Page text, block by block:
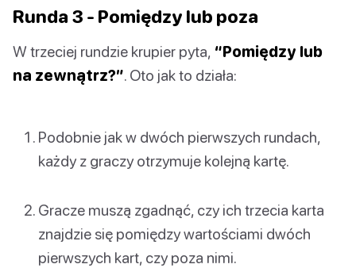
Runda 3 - Pomiędzy lub poza
W trzeciej rundzie krupier pyta, “Pomiędzy lub
na zewnątrz?”. Oto jak to działa:
Podobnie jak w dwóch pierwszych rundach,
każdy z graczy otrzymuje kolejną kartę.
Gracze muszą zgadnąć, czy ich trzecia karta
znajdzie się pomiędzy wartościami dwóch
pierwszych kart, czy poza nimi.